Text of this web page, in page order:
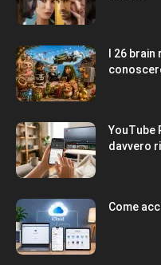
I 26
YouTube
davvero
Come